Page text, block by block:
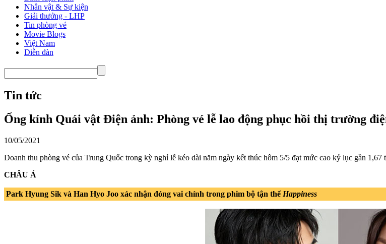
Nhân vật & Sự kiện
Giải thưởng - LHP
Tin phòng vé
Movie Blogs
Việt Nam
Diễn đàn
Tin tức
Ống kính Quái vật Điện ảnh: Phòng vé lễ lao động phục hồi thị trường
10/05/2021
Doanh thu phòng vé của Trung Quốc trong kỳ nghỉ lễ kéo dài năm ngày kết thúc hôm 5/5 đạt mức cao kỷ lục gần
CHÂU Á
Park Hyung Sik và Han Hyo Joo xác nhận đóng vai chính trong phim bộ tận thế Happiness